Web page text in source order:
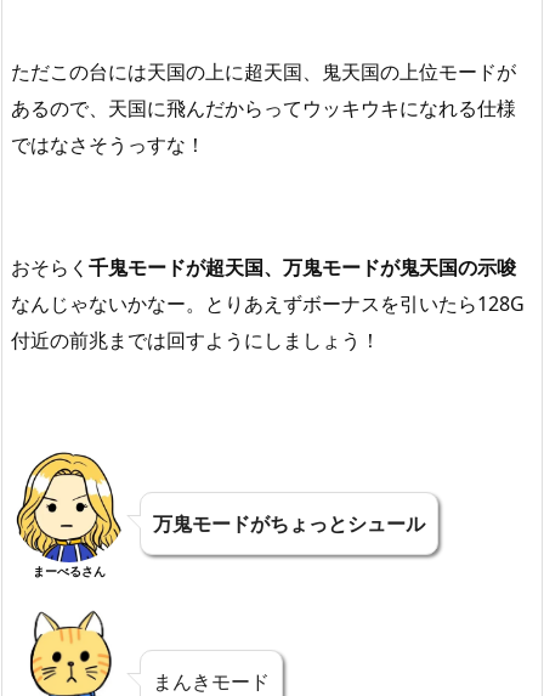
ただこの台には天国の上に超天国、鬼天国の上位モードが
あるので、天国に飛んだからってウッキウキになれる仕様
ではなさそうっすな！
おそらく 千鬼モードが超天国、万鬼モードが鬼天国の示唆
なんじゃないかなー。とりあえずボーナスを引いたら128G
付近の前兆までは回すようにしましょう！
まーべるさん
万鬼モードがちょっとシュール
まんきモード